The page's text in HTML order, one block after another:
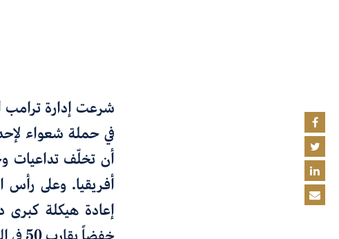
شرعت إدارة ترامب
في حملة شعواء
أن تخلّف تداعيات
أفريقيا.وعلى رأس
إعادة هيكلة كبرى